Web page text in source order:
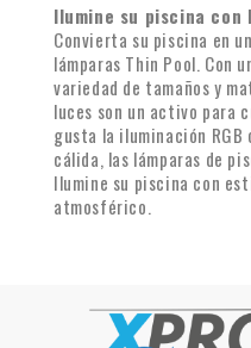
Ilumine su piscina con
Convierta su piscina en
lámparas Thin Pool. Con
variedad de tamaños y
luces son un activo para
gusta la iluminación
cálida, las lámparas de
Ilumine su piscina con
atmosférico.